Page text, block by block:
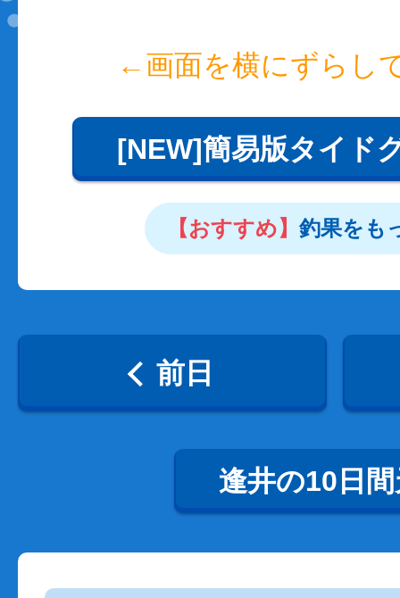
←画面を横にずらし
[NEW]簡易版タイド
【おすすめ】 釣果をも
前日
逢井の10日